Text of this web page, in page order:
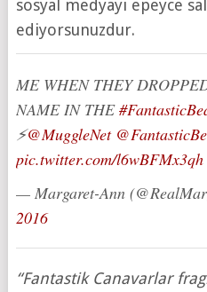
sosyal medyayı epeyce
ediyorsunuzdur.
ME WHEN THEY
NAME IN THE
⚡️@MuggleNet
pic.twitter.com/l6wBFMx3qh
— Margaret-Ann
2016
“Fantastik Canavarlar